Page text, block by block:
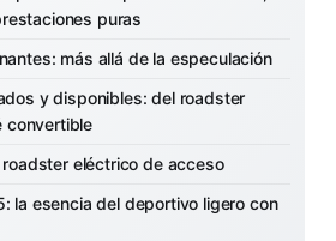
puras
más allá de la especulación
y disponibles: del roadster
convertible
eléctrico de acceso
la esencia del deportivo ligero con